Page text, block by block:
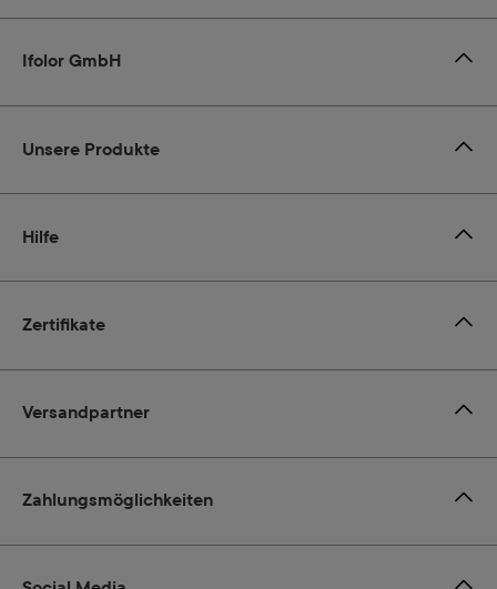
Zertifikate
Ifolor GmbH
Unsere Produkte
Hilfe
Zahlungsmöglichkeiten
Versandpartner